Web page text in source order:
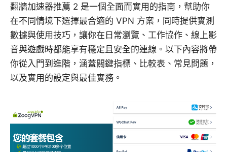
翻牆加速器推薦 2 是一個全面而實用的指南，幫助你
在不同情境下選擇最合適的 VPN 方案，同時提供實測
數據與使用技巧，讓你在日常瀏覽、工作協作、線上影
音與遊戲時都能享有穩定且安全的連線。以下內容將帶
你從入門到進階，涵蓋關鍵指標、比較表、常見問題，
以及實用的設定與最佳實務。